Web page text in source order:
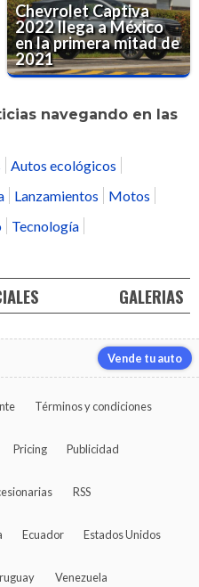
Chevrolet Captiva
2022 llega a México
en la primera mitad de
2021
navegando en las
Autos ecológicos
Lanzamientos
Motos
Tecnología
GALERIAS
Vende tu auto
Términos y condiciones
Pricing Publicidad
RSS
Ecuador Estados Unidos
Venezuela